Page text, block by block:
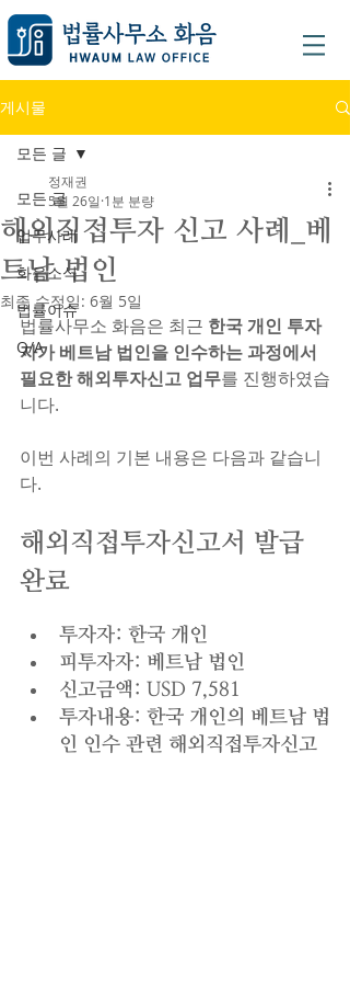
게시물
모든 글
업무사례
화음소식
법률이슈
Q/A
모든 글
해외직접투자 신고 사례_베
트남 법인
정재권
5월 26일 1분 분량
최종 수정일: 6월 5일
법률사무소 화음은 최근 한국 개인 투자
자가 베트남 법인을 인수하는 과정에서
필요한 해외투자신고 업무를 진행하였습
니다.
이번 사례의 기본 내용은 다음과 같습니
다.
해외직접투자신고서 발급
완료
투자자: 한국 개인
피투자자: 베트남 법인
신고금액: USD 7,581
투자내용: 한국 개인의 베트남 법
인 인수 관련 해외직접투자신고